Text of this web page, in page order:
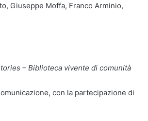
Giuseppe Moffa, Franco Arminio,
– Biblioteca vivente di comunità
con la partecipazione di